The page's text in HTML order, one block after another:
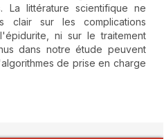
La littérature scientifique ne
clair sur les complications
ni sur le traitement
dans notre étude peuvent
de prise en charge